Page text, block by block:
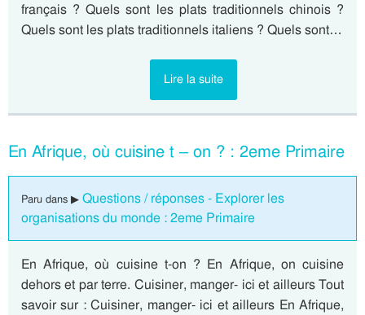
français ? Quels sont les plats traditionnels chinois ?
Quels sont les plats traditionnels italiens ? Quels sont…
Lire la suite
En Afrique, où cuisine t – on ? : 2eme Primaire
Paru dans ▶ Questions / réponses - Explorer les
organisations du monde : 2eme Primaire
En Afrique, où cuisine t-on ? En Afrique, on cuisine
dehors et par terre. Cuisiner, manger- ici et ailleurs Tout
savoir sur : Cuisiner, manger- ici et ailleurs En Afrique,